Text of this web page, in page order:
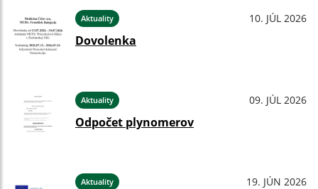
Aktuality 10. JÚL 2026
Dovolenka
Aktuality 09. JÚL 2026
Odpočet plynomerov
Aktuality 19. JÚN 2026